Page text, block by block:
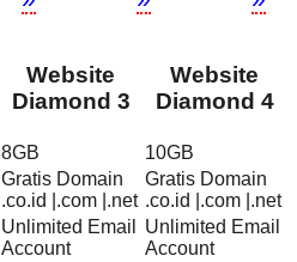
Website
Diamond 3
Website
Diamond 4
8GB
10GB
Gratis Domain
.co.id |.com |.net
Gratis Domain
.co.id |.com |.net
Unlimited Email
Account
Unlimited Email
Account